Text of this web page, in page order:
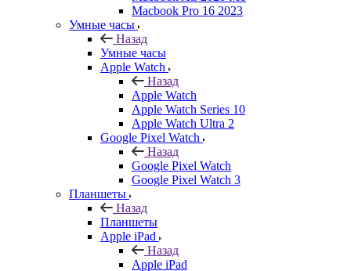
Macbook Pro 16 2023
Умные часы
Назад
Умные часы
Apple Watch
Назад
Apple Watch
Apple Watch Series 10
Apple Watch Ultra 2
Google Pixel Watch
Назад
Google Pixel Watch
Google Pixel Watch 3
Планшеты
Назад
Планшеты
Apple iPad
Назад
Apple iPad